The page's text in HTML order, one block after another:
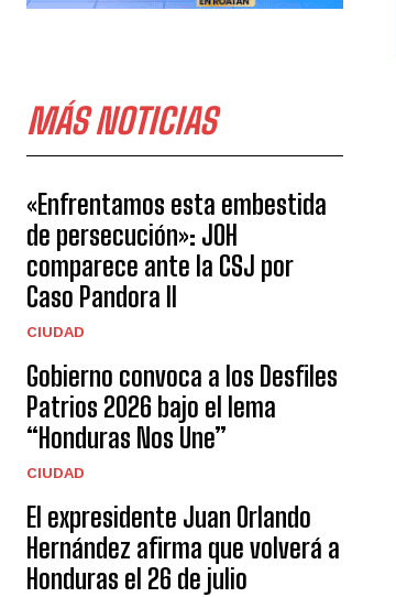
MÁS NOTICIAS
«Enfrentamos esta embestida
de persecución»: JOH
comparece ante la CSJ por
Caso Pandora II
CIUDAD
Gobierno convoca a los Desfiles
Patrios 2026 bajo el lema
“Honduras Nos Une”
CIUDAD
El expresidente Juan Orlando
Hernández afirma que volverá a
Honduras el 26 de julio